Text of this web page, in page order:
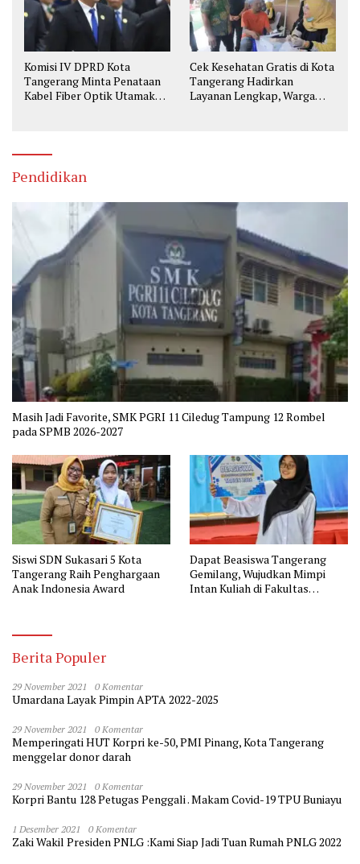
Komisi IV DPRD Kota
Tangerang Minta Penataan
Kabel Fiber Optik Utamakan
Cek Kesehatan Gratis di Kota
Tangerang Hadirkan
Layanan Lengkap, Warga
Pendidikan
Masih Jadi Favorite, SMK PGRI 11 Ciledug Tampung 12 Rombel
pada SPMB 2026-2027
Siswi SDN Sukasari 5 Kota
Tangerang Raih Penghargaan
Anak Indonesia Award
Dapat Beasiswa Tangerang
Gemilang, Wujudkan Mimpi
Intan Kuliah di Fakultas
Berita Populer
29 November 2021 0 Komentar
Umardana Layak Pimpin APTA 2022-2025
29 November 2021 0 Komentar
Memperingati HUT Korpri ke-50, PMI Pinang, Kota Tangerang
menggelar donor darah
29 November 2021 0 Komentar
Korpri Bantu 128 Petugas Penggali . Makam Covid-19 TPU Buniayu
1 Desember 2021 0 Komentar
Zaki Wakil Presiden PNLG :Kami Siap Jadi Tuan Rumah PNLG 2022